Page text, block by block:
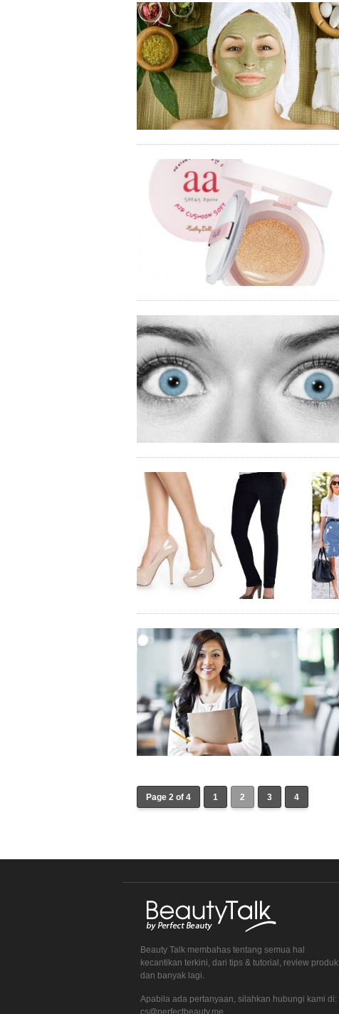
Page 2 of 4 1 2 3 4
Beauty Talk membahas tentang semua hal
kecantikan terkini, dari tips & tutorial, review produk
dan banyak lagi.
Apabila ada pertanyaan, silahkan hubungi kami di:
cs@perfectbeauty.me